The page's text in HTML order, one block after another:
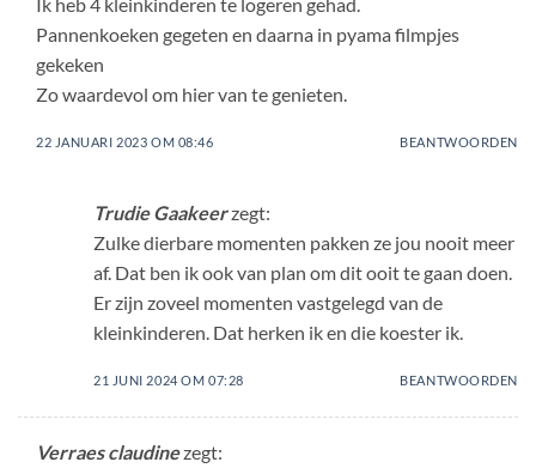
Ik heb 4 kleinkinderen te logeren gehad.
Pannenkoeken gegeten en daarna in pyama filmpjes
gekeken
Zo waardevol om hier van te genieten.
22 JANUARI 2023 OM 08:46 BEANTWOORDEN
Trudie Gaakeerzegt:
Zulke dierbare momenten pakken ze jou nooit meer
af. Dat ben ik ook van plan om dit ooit te gaan doen.
Er zijn zoveel momenten vastgelegd van de
kleinkinderen. Dat herken ik en die koester ik.
21 JUNI 2024 OM 07:28 BEANTWOORDEN
Verraes claudinezegt: